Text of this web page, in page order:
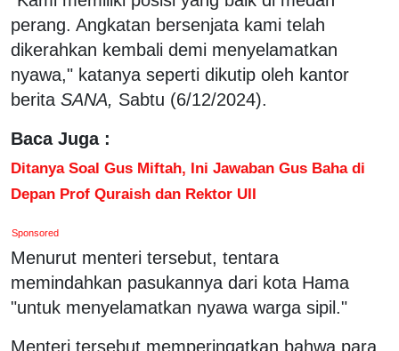
perang. Angkatan bersenjata kami telah
dikerahkan kembali demi menyelamatkan
nyawa," katanya seperti dikutip oleh kantor
berita SANA, Sabtu (6/12/2024).
Baca Juga :
Ditanya Soal Gus Miftah, Ini Jawaban Gus Baha di
Depan Prof Quraish dan Rektor UII
Sponsored
Menurut menteri tersebut, tentara
memindahkan pasukannya dari kota Hama
"untuk menyelamatkan nyawa warga sipil."
Menteri tersebut memperingatkan bahwa para